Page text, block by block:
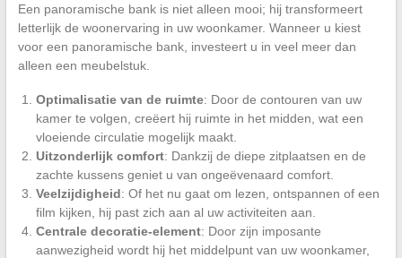
Een panoramische bank is niet alleen mooi; hij transformeert
letterlijk de woonervaring in uw woonkamer. Wanneer u kiest
voor een panoramische bank, investeert u in veel meer dan
alleen een meubelstuk.
Optimalisatie van de ruimte: Door de contouren van uw
kamer te volgen, creëert hij ruimte in het midden, wat een
vloeiende circulatie mogelijk maakt.
Uitzonderlijk comfort: Dankzij de diepe zitplaatsen en de
zachte kussens geniet u van ongeëvenaard comfort.
Veelzijdigheid: Of het nu gaat om lezen, ontspannen of een
film kijken, hij past zich aan al uw activiteiten aan.
Centrale decoratie-element: Door zijn imposante
aanwezigheid wordt hij het middelpunt van uw woonkamer,